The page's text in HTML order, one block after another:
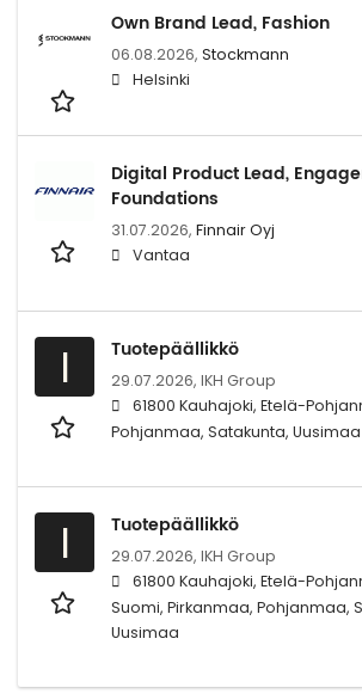
Own Brand Lead, Fashion
06.08.2026, Stockmann
Helsinki
Digital Product Lead,
Foundations
31.07.2026, Finnair Oyj
Vantaa
I Tuotepäällikkö
29.07.2026, IKH Group
61800 Kauhajoki, Etelä-
Pohjanmaa, Satakunta, Uusimaa
I Tuotepäällikkö
29.07.2026, IKH Group
61800 Kauhajoki, Etelä-
Suomi, Pirkanmaa, Pohjanmaa,
Uusimaa